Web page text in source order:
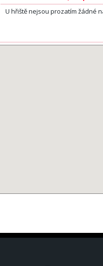
U hřiště nejsou prozatím žádné